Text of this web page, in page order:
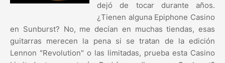
dejó de tocar durante años.
¿Tienen alguna Epiphone Casino
en Sunburst? No, me decían en muchas tiendas, esas
guitarras merecen la pena si se tratan de la edición
Lennon "Revolution" o las limitadas, prueba esta Casino